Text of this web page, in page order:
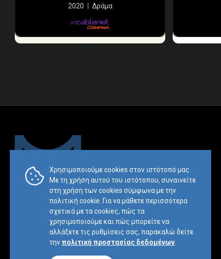
Χρησιμοποιούμε cookies στον ιστότοπό μας.
Με τη χρήση αυτού του ιστότοπου, συναινείτε
στη χρήση των cookies σύμφωνα με την
πολιτική cookie. Για να μάθετε περισσότερα
σχετικά με τα cookieς, πώς τα
χρησιμοποιούμε και πώς μπορείτε να
αλλάξετε τις ρυθμίσεις σας, παρακαλώ δείτε
τηνπολιτική προστασίας δεδομένων
2020 Δράμα
Trademark & Copyright Notice:™ and © 2019 Mesimvria and its
related entities. All rights reserved.
Οροι και
Προϋποθέσεις
ιστοσελίδας
BL E ND